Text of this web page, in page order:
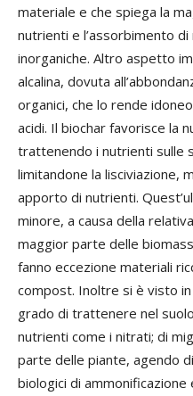
materiale e che spiega la
nutrienti e l’assorbimento
inorganiche. Altro aspetto
alcalina, dovuta
organici, che lo rende
acidi. Il biochar favorisce la
trattenendo i nutrienti sulle
limitandone la lisciviazione,
apporto di nutrienti.
minore, a causa della
maggior parte delle
fanno eccezione materiali
compost. Inoltre si è visto
grado di trattenere nel
nutrienti come i nitrati; di
parte delle piante, agendo
biologici di